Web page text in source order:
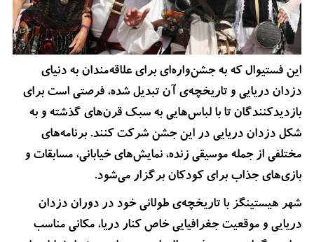
این فستیوال که به جشن‌واره‌ای برای علاقه‌مندان به دنیای
دزدان دریایی و تاریخچه‌ی آن تبدیل شده، فرصتی است برای
بازدیدکنندگان تا با لباس‌هایی به سبک قرن‌های گذشته و به
شکل دزدان دریایی در این جشن شرکت کنند. برنامه‌های
مختلفی از جمله موسیقی زنده، نمایش‌های خیابانی، مسابقات و
بازی‌های جذاب برای کودکان برگزار می‌شود.
شهر هیستینگز با تاریخچه‌ی طولانی خود در دوران دزدان
دریایی و موقعیت جغرافیایی خاص کنار دریا، مکانی مناسب